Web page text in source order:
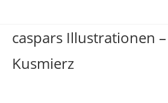
springen
caspars Illustrationen
Kusmierz